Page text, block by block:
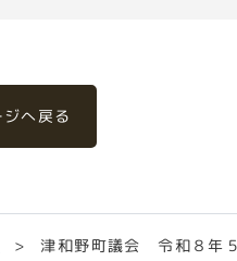
へ戻る
津和野町議会 令和８年